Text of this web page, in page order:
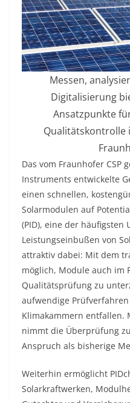
Messen,
Digitalisierung
Ansatzpunkte
Qualitätskontrolle
Das vom Fraunhofer CSP
Instruments entwickelte
einen schnellen,
Solarmodulen auf
(PID), eine der häufigsten
Leistungseinbußen von
attraktiv dabei: Mit dem
möglich, Module auch im
Qualitätsprüfung zu
aufwendige
Klimakammern entfallen.
nimmt die Überprüfung
Anspruch als bisherige
Weiterhin ermöglicht
Solarkraftwerken,